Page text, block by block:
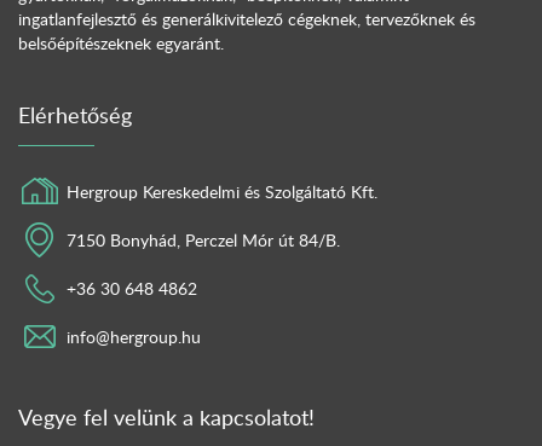
ingatlanfejlesztő és generálkivitelező cégeknek, tervezőknek és
belsőépítészeknek egyaránt.
Elérhetőség
Hergroup Kereskedelmi és Szolgáltató Kft.
7150 Bonyhád, Perczel Mór út 84/B.
+36 30 648 4862
info@hergroup.hu
Vegye fel velünk a kapcsolatot!